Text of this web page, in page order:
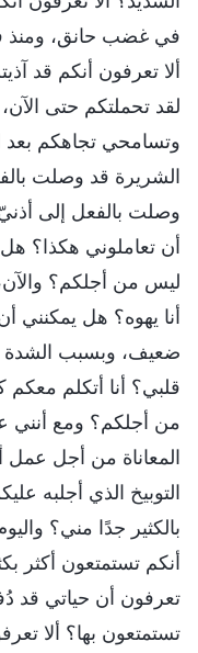
في غضب حانق، ومنذ
ألا تعرفون أنكم قد
لقد تحملتكم حتى
وتسامحي تجاهكم بعد
الشريرة قد وصلت
وصلت بالفعل إلى
أن تعاملوني هكذا؟
ليس من أجلكم؟
أنا يهوه؟ هل يمكنني
ضعيف، وبسبب الشدة
قلبي؟ أنا أتكلم معكم
من أجلكم؟ ومع أنني
المعاناة من أجل
التوبيخ الذي أجلبه
بالكثير جدًا مني؟
أنكم تستمتعون أكثر
تعرفون أن حياتي قد
تستمتعون بها؟ ألا